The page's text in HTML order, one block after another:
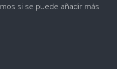
si se puede añadir más